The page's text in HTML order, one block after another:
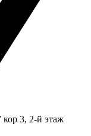
кор 3, 2-й этаж